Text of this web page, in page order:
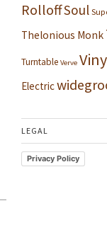
RolloffSoul
Thelonious Monk
Turntable Verve
Electric
LEGAL
Privacy Policy